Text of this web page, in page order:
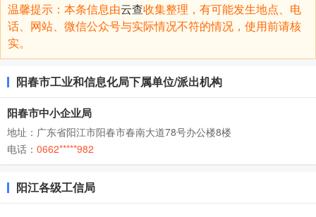
温馨提示：本条信息由云查收集整理，有可能发生地点、电
话、网站、微信公众号与实际情况不符的情况，使用前请核
实。
阳春市工业和信息化局下属单位/派出机构
阳春市中小企业局
地址：广东省阳江市阳春市春南大道78号办公楼8楼
电话： 0662*****982
阳江各级工信局